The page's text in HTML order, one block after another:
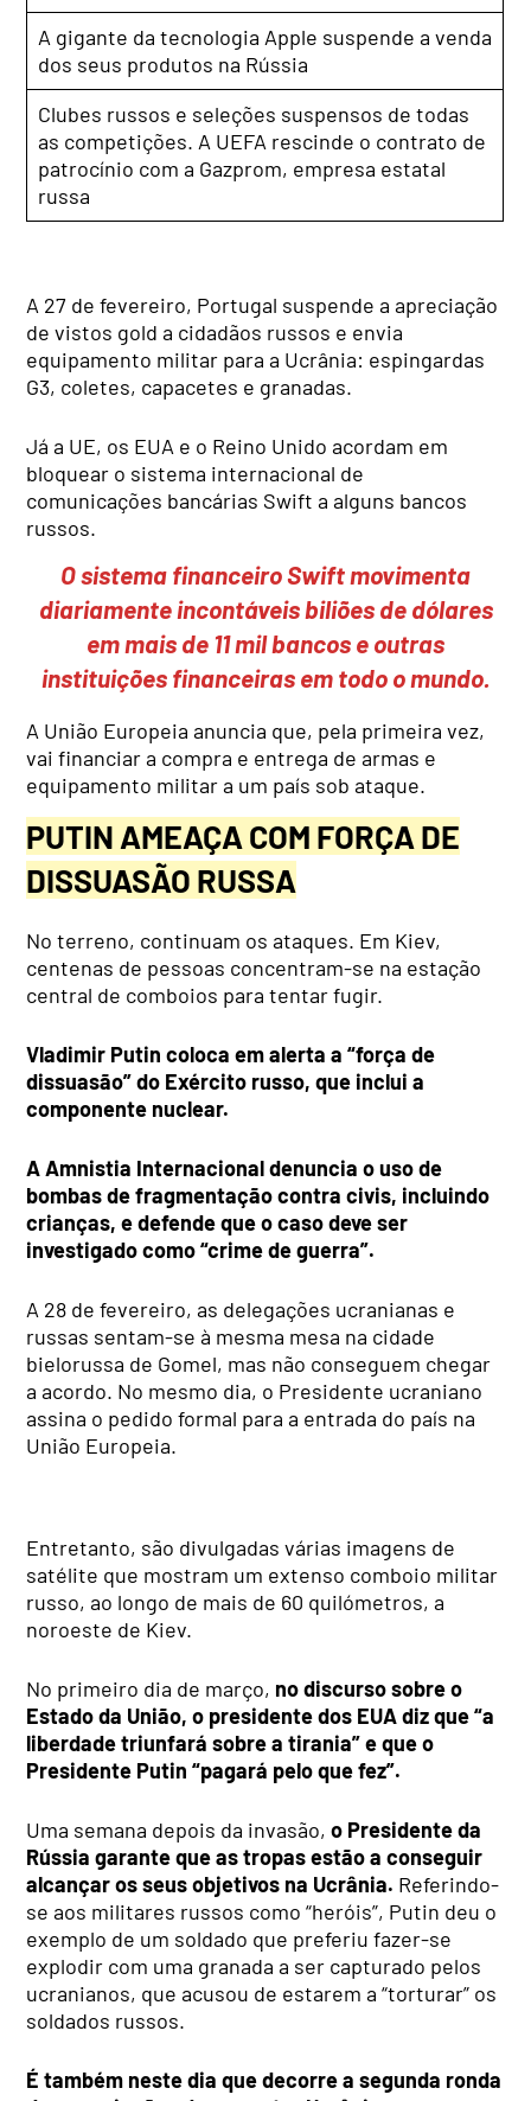
A gigante da tecnologia Apple suspende a venda
dos seus produtos na Rússia
Clubes russos e seleções suspensos de todas
as competições. A UEFA rescinde o contrato de
patrocínio com a Gazprom, empresa estatal
russa
A 27 de fevereiro, Portugal suspende a apreciação
de vistos gold a cidadãos russos e envia
equipamento militar para a Ucrânia: espingardas
G3, coletes, capacetes e granadas.
Já a UE, os EUA e o Reino Unido acordam em
bloquear o sistema internacional de
comunicações bancárias Swift a alguns bancos
russos.
O sistema financeiro Swift movimenta
diariamente incontáveis biliões de dólares
em mais de 11 mil bancos e outras
instituições financeiras em todo o mundo.
A União Europeia anuncia que, pela primeira vez,
vai financiar a compra e entrega de armas e
equipamento militar a um país sob ataque.
PUTIN AMEAÇA COM FORÇA DE
DISSUASÃO RUSSA
No terreno, continuam os ataques. Em Kiev,
centenas de pessoas concentram-se na estação
central de comboios para tentar fugir.
Vladimir Putin coloca em alerta a “força de
dissuasão” do Exército russo, que inclui a
componente nuclear.
A Amnistia Internacional denuncia o uso de
bombas de fragmentação contra civis, incluindo
crianças, e defende que o caso deve ser
investigado como “crime de guerra”.
A 28 de fevereiro, as delegações ucranianas e
russas sentam-se à mesma mesa na cidade
bielorussa de Gomel, mas não conseguem chegar
a acordo. No mesmo dia, o Presidente ucraniano
assina o pedido formal para a entrada do país na
União Europeia.
Entretanto, são divulgadas várias imagens de
satélite que mostram um extenso comboio militar
russo, ao longo de mais de 60 quilómetros, a
noroeste de Kiev.
No primeiro dia de março, no discurso sobre o
Estado da União, o presidente dos EUA diz que “a
liberdade triunfará sobre a tirania” e que o
Presidente Putin “pagará pelo que fez”.
Uma semana depois da invasão, o Presidente da
Rússia garante que as tropas estão a conseguir
alcançar os seus objetivos na Ucrânia. Referindo-
se aos militares russos como “heróis”, Putin deu o
exemplo de um soldado que preferiu fazer-se
explodir com uma granada a ser capturado pelos
ucranianos, que acusou de estarem a “torturar” os
soldados russos.
É também neste dia que decorre a segunda ronda